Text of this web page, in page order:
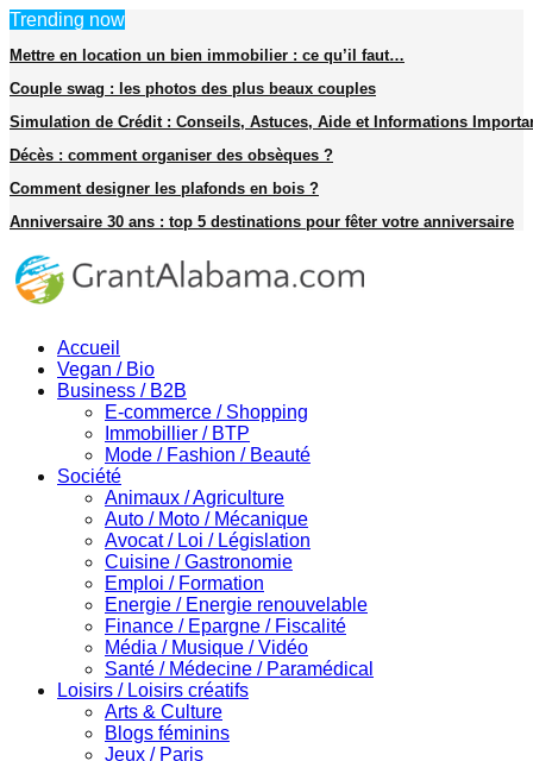
Trending now
Mettre en location un bien immobilier : ce qu’il faut…
Couple swag : les photos des plus beaux couples
Simulation de Crédit : Conseils, Astuces, Aide et Informations
Décès : comment organiser des obsèques ?
Comment designer les plafonds en bois ?
Anniversaire 30 ans : top 5 destinations pour fêter votre anniversaire
Facebook
Twitter
Instagram
Pinterest
Youtube
Snapchat
Accueil
Vegan / Bio
Business / B2B
E-commerce / Shopping
Immobillier / BTP
Mode / Fashion / Beauté
Société
Animaux / Agriculture
Auto / Moto / Mécanique
Avocat / Loi / Législation
Cuisine / Gastronomie
Emploi / Formation
Energie / Energie renouvelable
Finance / Epargne / Fiscalité
Média / Musique / Vidéo
Santé / Médecine / Paramédical
Loisirs / Loisirs créatifs
Arts & Culture
Blogs féminins
Jeux / Paris